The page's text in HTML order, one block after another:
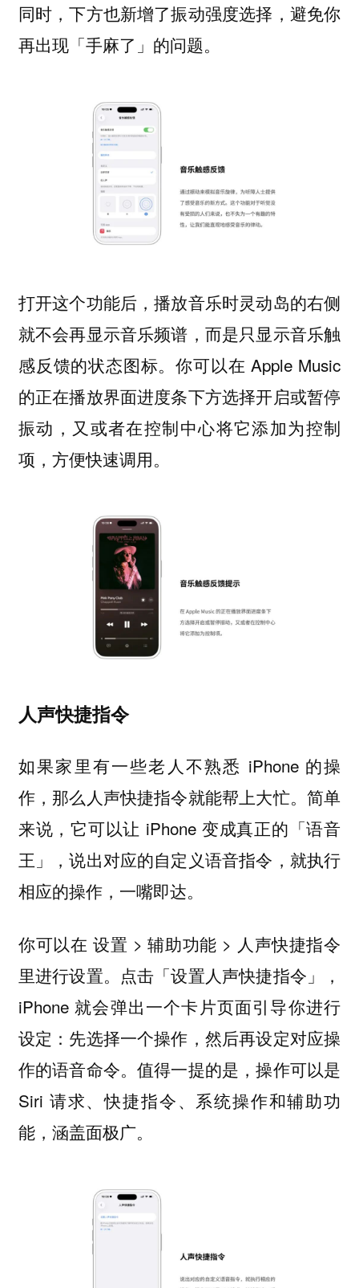
同时，下方也新增了振动强度选择，避免你
再出现「手麻了」的问题。
打开这个功能后，播放音乐时灵动岛的右侧
就不会再显示音乐频谱，而是只显示音乐触
感反馈的状态图标。你可以在 Apple Music
的正在播放界面进度条下方选择开启或暂停
振动，又或者在控制中心将它添加为控制
项，方便快速调用。
人声快捷指令
如果家里有一些老人不熟悉 iPhone 的操
作，那么人声快捷指令就能帮上大忙。简单
来说，它可以让 iPhone 变成真正的「语音
王」，说出对应的自定义语音指令，就执行
相应的操作，一嘴即达。
你可以在 设置 > 辅助功能 > 人声快捷指令
里进行设置。点击「设置人声快捷指令」，
iPhone 就会弹出一个卡片页面引导你进行
设定：先选择一个操作，然后再设定对应操
作的语音命令。值得一提的是，操作可以是
Siri 请求、快捷指令、系统操作和辅助功
能，涵盖面极广。